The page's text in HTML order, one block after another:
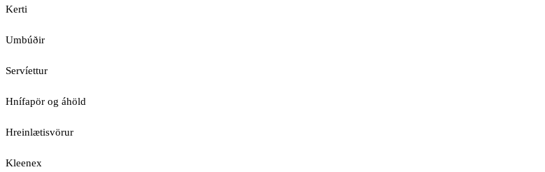
Kerti
Umbúðir
Servíettur
Hnífapör og áhöld
Hreinlætisvörur
Kleenex